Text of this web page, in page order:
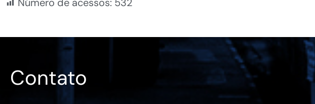
Contato